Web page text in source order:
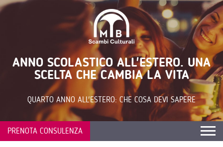
ANNO SCOLASTICO ALL'ESTERO. UNA
SCELTA CHE CAMBIA LA VITA
QUARTO ANNO ALL'ESTERO: CHE COSA DEVI SAPERE
PRENOTA CONSULENZA